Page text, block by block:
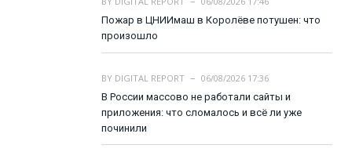
Пожар в ЦНИИмаш в Королёве потушен: что
произошло
BY DIGITAL REPORT
06/08/2026 17:36
В России массово не работали сайты и
приложения: что сломалось и всё ли уже
починили